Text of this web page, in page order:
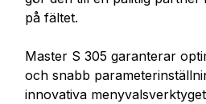
på fältet.
Master S 305 garanterar
och snabb
innovativa menyvalsverktyget